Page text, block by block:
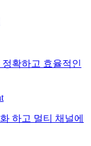
확하고 효율적인
하고 멀티 채널에